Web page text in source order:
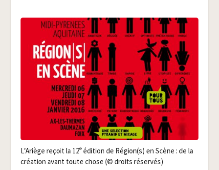
L’Ariège reçoit la 12e édi­tion de Région(s) en Scène : de la
créa­tion avant toute chose (© droits réservés)